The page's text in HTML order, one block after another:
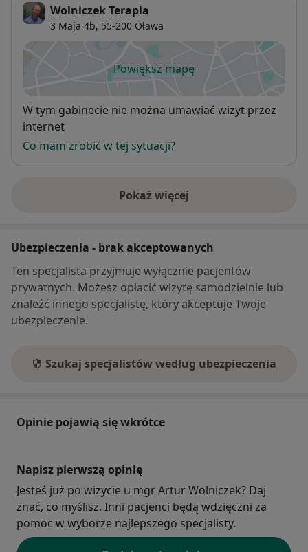
Wolniczek Terapia
3 Maja 4b, 55-200 Oława
Powiększ mapęotwiera się w nowej karcie
Dostępność
W tym gabinecie nie można umawiać wizyt przez
internet
Co mam zrobić w tej sytuacji?
Pokaż więcej
o adresie
Ubezpieczenia - brak akceptowanych
Ten specjalista przyjmuje wyłącznie pacjentów
prywatnych. Możesz opłacić wizytę samodzielnie lub
znaleźć innego specjalistę, który akceptuje Twoje
ubezpieczenie.
Szukaj specjalistów według ubezpieczenia
Opinie pojawią się wkrótce
Napisz pierwszą opinię
Jesteś już po wizycie u mgr Artur Wolniczek? Daj
znać, co myślisz. Inni pacjenci będą wdzięczni za
pomoc w wyborze najlepszego specjalisty.